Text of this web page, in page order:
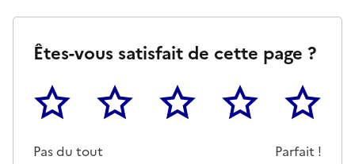
Êtes-vous satisfait de cette page ?
1
Pas du tout
2 3 4 5
Parfait !